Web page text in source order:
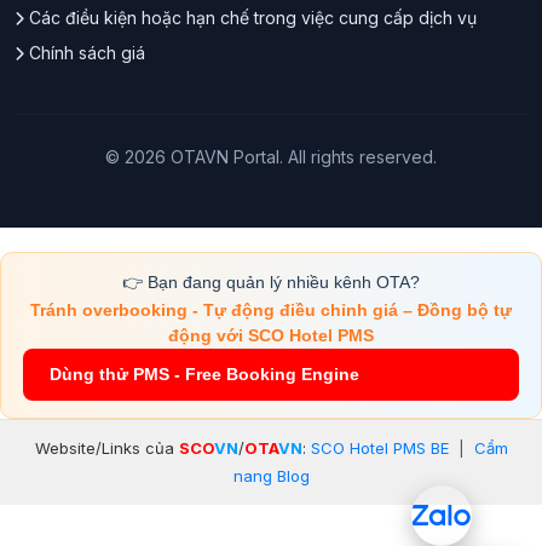
Các điều kiện hoặc hạn chế trong việc cung cấp dịch vụ
Chính sách giá
© 2026 OTAVN Portal. All rights reserved.
👉 Bạn đang quản lý nhiều kênh OTA?
Tránh overbooking - Tự động điều chỉnh giá – Đồng bộ tự
động với SCO Hotel PMS
Dùng thử PMS - Free Booking Engine
Website/Links của SCOVN/OTAVN: SCO Hotel PMS BE
Cẩm
nang Blog